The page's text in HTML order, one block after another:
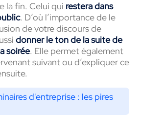
la fin. Celui qui restera dans
. D’où l’importance de le
de votre discours de
donner le ton de la suite de
soirée. Elle permet également
suivant ou d’expliquer ce
d'entreprise : les pires